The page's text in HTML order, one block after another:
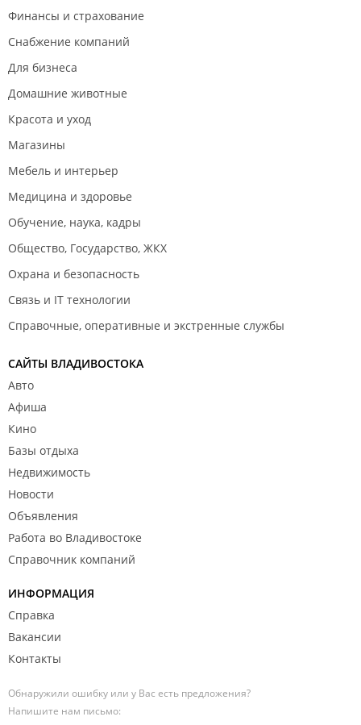
Финансы и страхование
Снабжение компаний
Для бизнеса
Домашние животные
Красота и уход
Магазины
Мебель и интерьер
Медицина и здоровье
Обучение, наука, кадры
Общество, Государство, ЖКХ
Охрана и безопасность
Связь и IT технологии
Справочные, оперативные и экстренные службы
САЙТЫ ВЛАДИВОСТОКА
Авто
Афиша
Кино
Базы отдыха
Недвижимость
Новости
Объявления
Работа во Владивостоке
Справочник компаний
ИНФОРМАЦИЯ
Справка
Вакансии
Контакты
Обнаружили ошибку или у Вас есть предложения?
Напишите нам письмо: